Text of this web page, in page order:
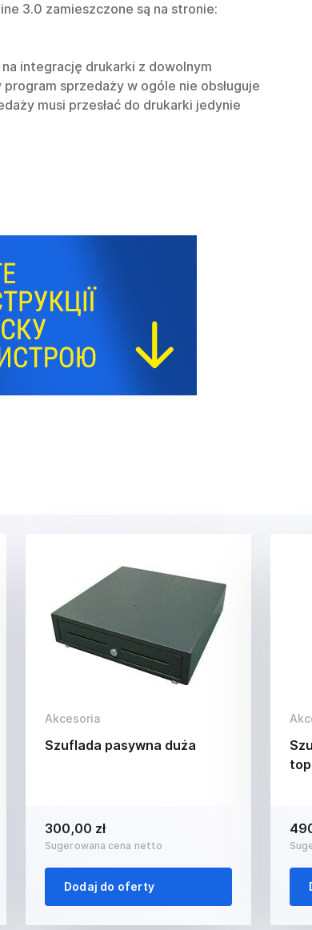
3.0 zamieszczone są na stronie:
integrację drukarki z dowolnym
sprzedaży w ogóle nie obsługuje
musi przesłać do drukarki jedynie
Akcesoria
Szuflada pasywna duża
300,00 zł
Sugerowana cena netto
Dodaj do oferty
top